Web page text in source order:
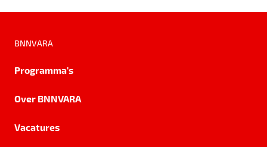
BNNVARA
Programma's
Over BNNVARA
Vacatures